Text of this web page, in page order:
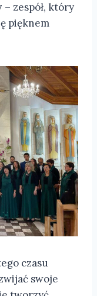
– zespół, który
pięknem
czasu
swoje